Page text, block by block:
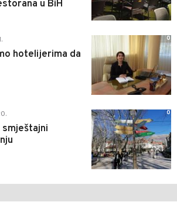
u BiH
hotelijerima da
0
0